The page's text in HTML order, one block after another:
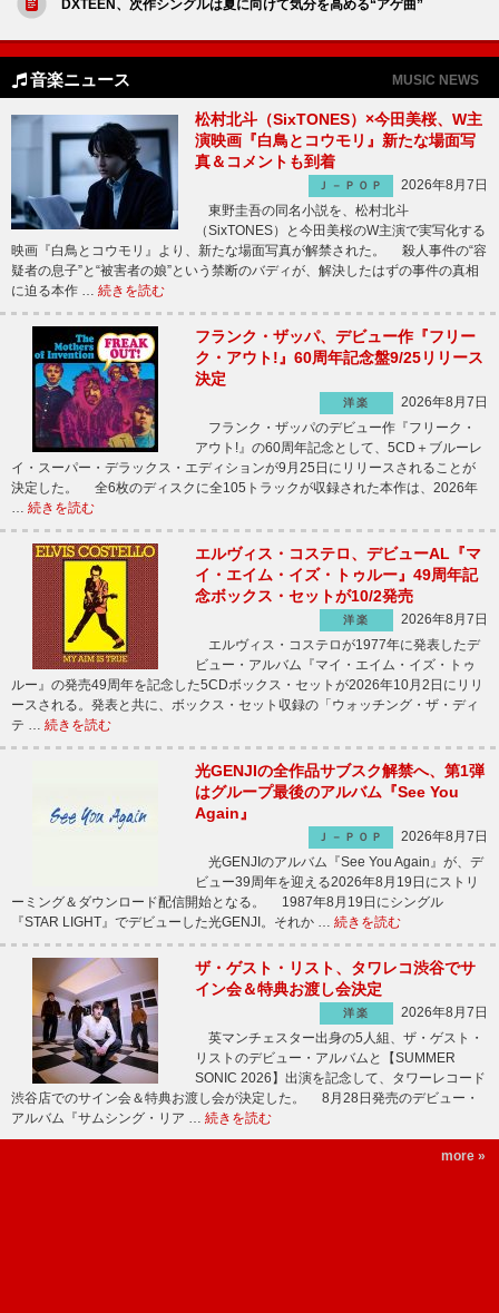
DXTEEN、次作シングルは夏に向けて気分を高める“アゲ曲”
音楽ニュース MUSIC NEWS
松村北斗（SixTONES）×今田美桜、W主
演映画『白鳥とコウモリ』新たな場面写
真＆コメントも到着
Ｊ－ＰＯＰ
2026年8月7日
東野圭吾の同名小説を、松村北斗
（SixTONES）と今田美桜のW主演で実写化する
映画『白鳥とコウモリ』より、新たな場面写真が解禁された。 殺人事件の“容
疑者の息子”と“被害者の娘”という禁断のバディが、解決したはずの事件の真相
に迫る本作 … 続きを読む
フランク・ザッパ、デビュー作『フリー
ク・アウト!』60周年記念盤9/25リリース
決定
洋楽
2026年8月7日
フランク・ザッパのデビュー作『フリーク・
アウト!』の60周年記念として、5CD＋ブルーレ
イ・スーパー・デラックス・エディションが9月25日にリリースされることが
決定した。 全6枚のディスクに全105トラックが収録された本作は、2026年
… 続きを読む
エルヴィス・コステロ、デビューAL『マ
イ・エイム・イズ・トゥルー』49周年記
念ボックス・セットが10/2発売
洋楽
2026年8月7日
エルヴィス・コステロが1977年に発表したデ
ビュー・アルバム『マイ・エイム・イズ・トゥ
ルー』の発売49周年を記念した5CDボックス・セットが2026年10月2日にリリ
ースされる。発表と共に、ボックス・セット収録の「ウォッチング・ザ・ディ
テ … 続きを読む
光GENJIの全作品サブスク解禁へ、第1弾
はグループ最後のアルバム『See You
Again』
Ｊ－ＰＯＰ
2026年8月7日
光GENJIのアルバム『See You Again』が、デ
ビュー39周年を迎える2026年8月19日にストリ
ーミング＆ダウンロード配信開始となる。 1987年8月19日にシングル
『STAR LIGHT』でデビューした光GENJI。それか … 続きを読む
ザ・ゲスト・リスト、タワレコ渋谷でサ
イン会＆特典お渡し会決定
洋楽
2026年8月7日
英マンチェスター出身の5人組、ザ・ゲスト・
リストのデビュー・アルバムと【SUMMER
SONIC 2026】出演を記念して、タワーレコード
渋谷店でのサイン会＆特典お渡し会が決定した。 8月28日発売のデビュー・
アルバム『サムシング・リア … 続きを読む
more »